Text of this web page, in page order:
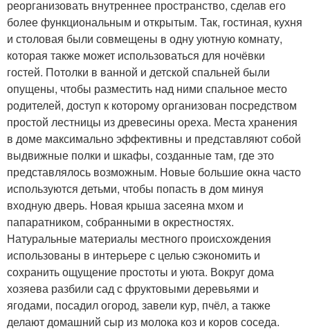
реорганизовать внутреннее пространство, сделав его
более функциональным и открытым. Так, гостиная, кухня
и столовая были совмещены в одну уютную комнату,
которая также может использоваться для ночёвки
гостей. Потолки в ванной и детской спальней были
опущены, чтобы разместить над ними спальное место
родителей, доступ к которому организован посредством
простой лестницы из древесины ореха. Места хранения
в доме максимально эффективны и представляют собой
выдвижные полки и шкафы, созданные там, где это
представлялось возможным. Новые большие окна часто
используются детьми, чтобы попасть в дом минуя
входную дверь. Новая крыша засеяна мхом и
папаратником, собранными в окрестностях.
Натуральные материалы местного происхождения
использованы в интерьере с целью сэкономить и
сохранить ощущение простоты и уюта. Вокруг дома
хозяева разбили сад с фруктовыми деревьями и
ягодами, посадил огород, завели кур, пчёл, а также
делают домашний сыр из молока коз и коров соседа.